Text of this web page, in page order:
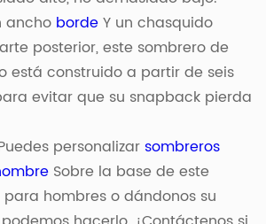
ancho bordeY un chasquido
posterior, este sombrero de
está construido a partir de seis
evitar que su snapback pierda
personalizar sombreros
Sobre la base de este
hombres o dándonos su